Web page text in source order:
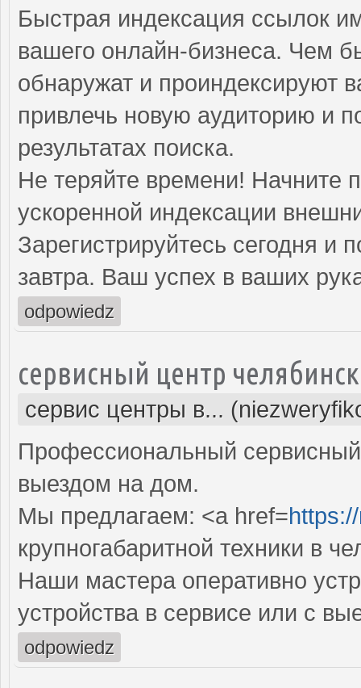
Быстрая индексация ссылок
вашего онлайн-бизнеса. Чем
обнаружат и проиндексируют
привлечь новую аудиторию и
результатах поиска.
Не теряйте времени! Начните
ускоренной индексации
Зарегистрируйтесь сегодня и
завтра. Ваш успех в ваших
odpowiedz
сервисный центр
сервис центры в...
Профессиональный
выездом на дом.
Мы предлагаем: <a href=
крупногабаритной техники в
Наши мастера оперативно
устройства в сервисе или с
odpowiedz